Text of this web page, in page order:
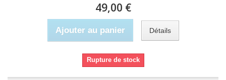
49,00 €
Ajouter au panier Détails
Rupture de stock